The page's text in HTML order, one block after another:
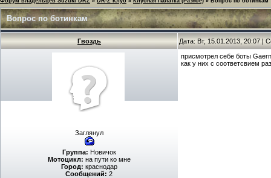
Вопрос по ботинкам
Гвоздь Дата: Вт, 15.01.2013, 20:07 |
Заглянул
Группа: Новичок
Мотоцикл: на пути ко мне
Город: краснодар
Сообщений: 2
присмотрел себе боты
как у них с соответсвием